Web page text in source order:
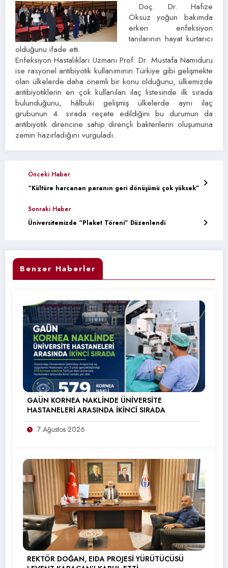
Doç. Dr. Hafize
Öksüz yoğun bakımda
erken enfeksiyon
tanılarının hayat kurtarıcı
olduğunu ifade etti.
Enfeksiyon Hastalıkları Uzmanı Prof. Dr. Mustafa Namıduru
ise rasyonel antibiyotik kullanımının Türkiye gibi gelişmekte
olan ülkelerde daha önemli bir konu olduğunu, ülkemizde
antibiyotiklerin en çok kullanılan ilaç listesinde ilk sırada
bulunduğunu, hâlbuki gelişmiş ülkelerde aynı ilaç
grubunun 4. sırada reçete edildiğini bu durumun da
antibiyotik direncine sahip dirençli bakterilerin oluşumuna
zemin hazırladığını vurguladı.
Önceki Haber
“Kültüre harcanan paranın geri dönüşümü çok yüksek”
Sonraki Haber
Üniversitemizde “Plaket Töreni” Düzenlendi
Benzer Haberler
GAÜN KORNEA NAKLİNDE ÜNİVERSİTE
HASTANELERİ ARASINDA İKİNCİ SIRADA
7 Ağustos 2026
REKTÖR DOĞAN, EIDA PROJESİ YÜRÜTÜCÜSÜ